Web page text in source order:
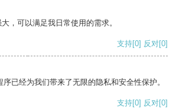
，可以满足我日常使用的需求。
支持[0] 反对[0]
已经为我们带来了无限的隐私和安全性保护。
支持[0] 反对[0]